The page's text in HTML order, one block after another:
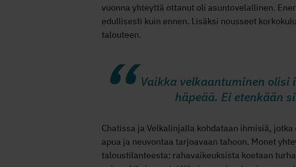
vuonna yhteyttä ottanut oli asuntovelallinen.
edullisesti kuin ennen. Lisäksi nousseet
talouteen.
Vaikka velkaantuminen
häpeää. Ei etenkään
Chatissa ja Velkalinjalla kohdataan ihmisiä,
apua ja neuvontaa tarjoavaan tahoon. Monet
taloustilanteesta: rahavaikeuksista koetaan